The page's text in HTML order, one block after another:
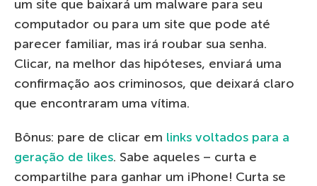
um site que baixará um malware para seu
computador ou para um site que pode até
parecer familiar, mas irá roubar sua senha.
Clicar, na melhor das hipóteses, enviará uma
confirmação aos criminosos, que deixará claro
que encontraram uma vítima.
Bônus: pare de clicar em links voltados para a
geração de likes. Sabe aqueles – curta e
compartilhe para ganhar um iPhone! Curta se